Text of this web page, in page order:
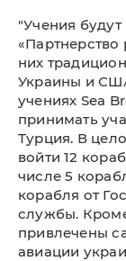
"Учения
них
Украины и
учениях Sea
принимать
Турция. В
войти 12
числе 5
корабля от
службы.
привлечены
авиации